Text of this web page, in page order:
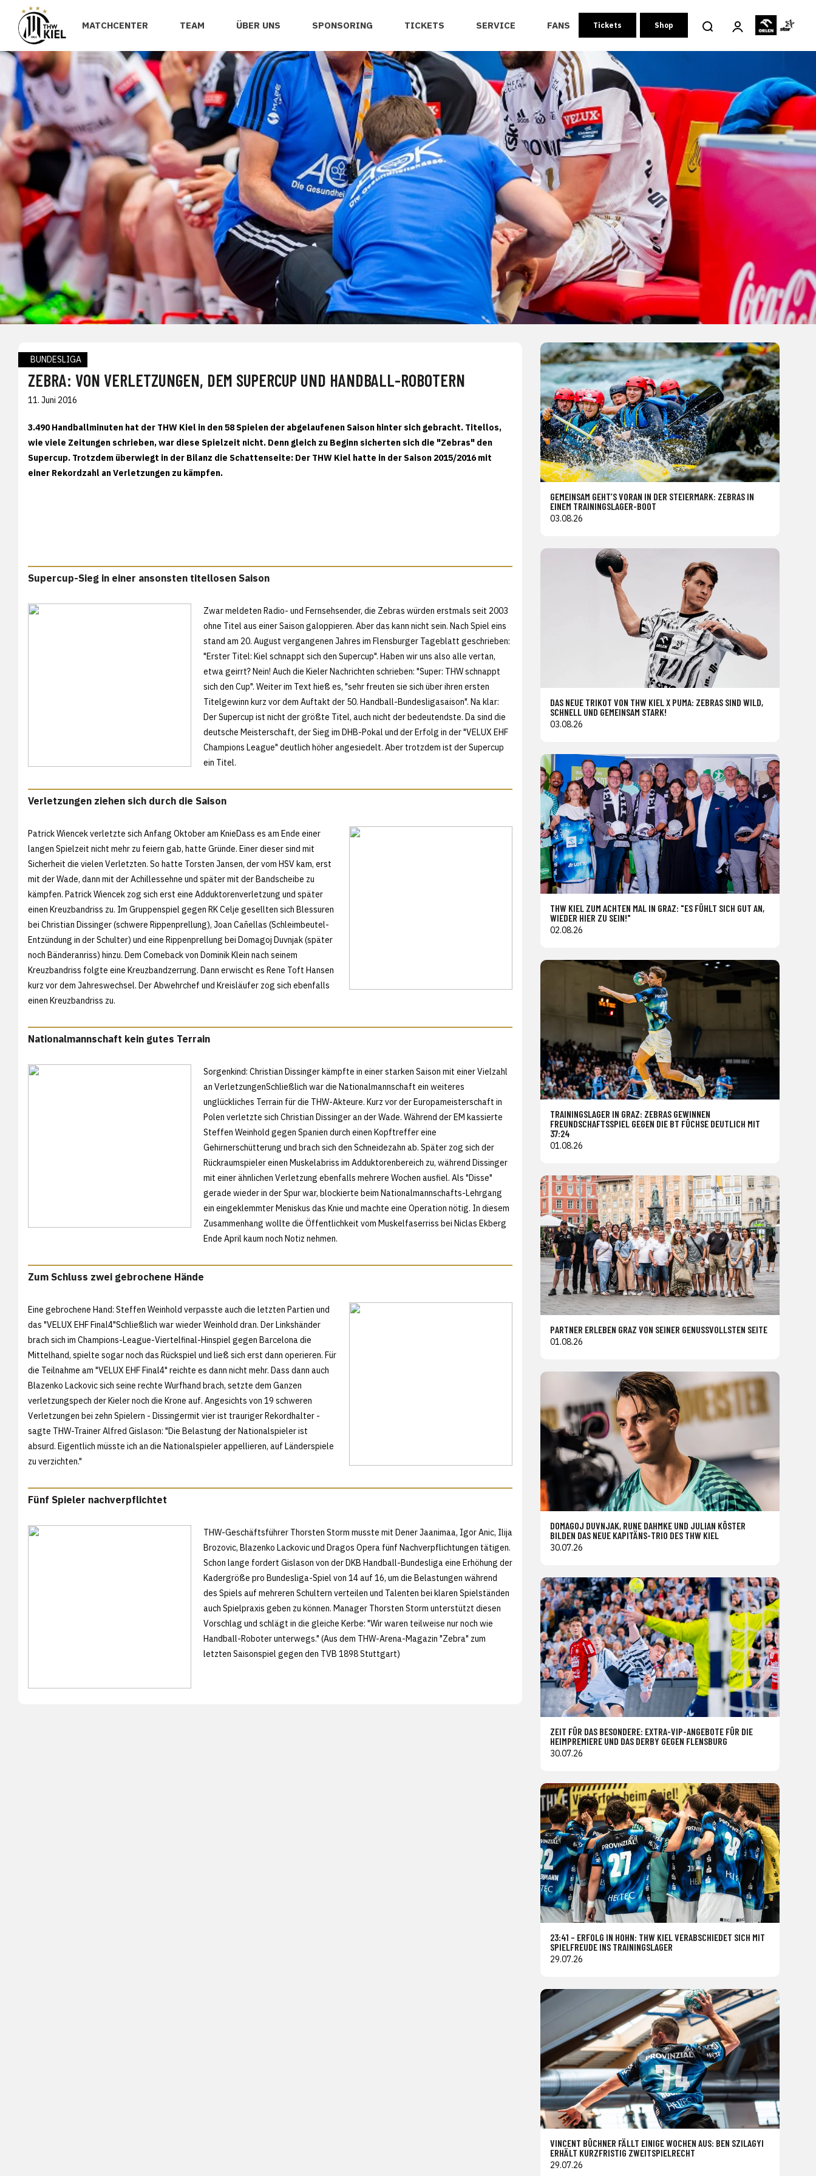
MATCHCENTER TEAM ÜBER UNS SPONSORING TICKETS SERVICE FANS Tickets Shop
BUNDESLIGA
ZEBRA: VON VERLETZUNGEN, DEM SUPERCUP UND HANDBALL-ROBOTERN
11. Juni 2016
3.490 Handballminuten hat der THW Kiel in den 58 Spielen der abgelaufenen Saison hinter sich gebracht. Titellos,
wie viele Zeitungen schrieben, war diese Spielzeit nicht. Denn gleich zu Beginn sicherten sich die "Zebras" den
Supercup. Trotzdem überwiegt in der Bilanz die Schattenseite: Der THW Kiel hatte in der Saison 2015/2016 mit
einer Rekordzahl an Verletzungen zu kämpfen.
Supercup-Sieg in einer ansonsten titellosen Saison
Zwar meldeten Radio- und Fernsehsender, die Zebras würden erstmals seit 2003
ohne Titel aus einer Saison galoppieren. Aber das kann nicht sein. Nach Spiel eins
stand am 20. August vergangenen Jahres im Flensburger Tageblatt geschrieben:
"Erster Titel: Kiel schnappt sich den Supercup". Haben wir uns also alle vertan,
etwa geirrt? Nein! Auch die Kieler Nachrichten schrieben: "Super: THW schnappt
sich den Cup". Weiter im Text hieß es, "sehr freuten sie sich über ihren ersten
Titelgewinn kurz vor dem Auftakt der 50. Handball-Bundesligasaison". Na klar:
Der Supercup ist nicht der größte Titel, auch nicht der bedeutendste. Da sind die
deutsche Meisterschaft, der Sieg im DHB-Pokal und der Erfolg in der "VELUX EHF
Champions League" deutlich höher angesiedelt. Aber trotzdem ist der Supercup
ein Titel.
Verletzungen ziehen sich durch die Saison
Patrick Wiencek verletzte sich Anfang Oktober am KnieDass es am Ende einer
langen Spielzeit nicht mehr zu feiern gab, hatte Gründe. Einer dieser sind mit
Sicherheit die vielen Verletzten. So hatte Torsten Jansen, der vom HSV kam, erst
mit der Wade, dann mit der Achillessehne und später mit der Bandscheibe zu
kämpfen. Patrick Wiencek zog sich erst eine Adduktorenverletzung und später
einen Kreuzbandriss zu. Im Gruppenspiel gegen RK Celje gesellten sich Blessuren
bei Christian Dissinger (schwere Rippenprellung), Joan Cañellas (Schleimbeutel-
Entzündung in der Schulter) und eine Rippenprellung bei Domagoj Duvnjak (später
noch Bänderanriss) hinzu. Dem Comeback von Dominik Klein nach seinem
Kreuzbandriss folgte eine Kreuzbandzerrung. Dann erwischt es Rene Toft Hansen
kurz vor dem Jahreswechsel. Der Abwehrchef und Kreisläufer zog sich ebenfalls
einen Kreuzbandriss zu.
Nationalmannschaft kein gutes Terrain
Sorgenkind: Christian Dissinger kämpfte in einer starken Saison mit einer Vielzahl
an VerletzungenSchließlich war die Nationalmannschaft ein weiteres
unglückliches Terrain für die THW-Akteure. Kurz vor der Europameisterschaft in
Polen verletzte sich Christian Dissinger an der Wade. Während der EM kassierte
Steffen Weinhold gegen Spanien durch einen Kopftreffer eine
Gehirnerschütterung und brach sich den Schneidezahn ab. Später zog sich der
Rückraumspieler einen Muskelabriss im Adduktorenbereich zu, während Dissinger
mit einer ähnlichen Verletzung ebenfalls mehrere Wochen ausfiel. Als "Disse"
gerade wieder in der Spur war, blockierte beim Nationalmannschafts-Lehrgang
ein eingeklemmter Meniskus das Knie und machte eine Operation nötig. In diesem
Zusammenhang wollte die Öffentlichkeit vom Muskelfaserriss bei Niclas Ekberg
Ende April kaum noch Notiz nehmen.
Zum Schluss zwei gebrochene Hände
Eine gebrochene Hand: Steffen Weinhold verpasste auch die letzten Partien und
das "VELUX EHF Final4"Schließlich war wieder Weinhold dran. Der Linkshänder
brach sich im Champions-League-Viertelfinal-Hinspiel gegen Barcelona die
Mittelhand, spielte sogar noch das Rückspiel und ließ sich erst dann operieren. Für
die Teilnahme am "VELUX EHF Final4" reichte es dann nicht mehr. Dass dann auch
Blazenko Lackovic sich seine rechte Wurfhand brach, setzte dem Ganzen
verletzungspech der Kieler noch die Krone auf. Angesichts von 19 schweren
Verletzungen bei zehn Spielern - Dissingermit vier ist trauriger Rekordhalter -
sagte THW-Trainer Alfred Gislason: "Die Belastung der Nationalspieler ist
absurd. Eigentlich müsste ich an die Nationalspieler appellieren, auf Länderspiele
zu verzichten."
Fünf Spieler nachverpflichtet
THW-Geschäftsführer Thorsten Storm musste mit Dener Jaanimaa, Igor Anic, Ilija
Brozovic, Blazenko Lackovic und Dragos Opera fünf Nachverpflichtungen tätigen.
Schon lange fordert Gislason von der DKB Handball-Bundesliga eine Erhöhung der
Kadergröße pro Bundesliga-Spiel von 14 auf 16, um die Belastungen während
des Spiels auf mehreren Schultern verteilen und Talenten bei klaren Spielständen
auch Spielpraxis geben zu können. Manager Thorsten Storm unterstützt diesen
Vorschlag und schlägt in die gleiche Kerbe: "Wir waren teilweise nur noch wie
Handball-Roboter unterwegs." (Aus dem THW-Arena-Magazin "Zebra" zum
letzten Saisonspiel gegen den TVB 1898 Stuttgart)
GEMEINSAM GEHT’S VORAN IN DER STEIERMARK: ZEBRAS IN
EINEM TRAININGSLAGER-BOOT
03.08.26
DAS NEUE TRIKOT VON THW KIEL X PUMA: ZEBRAS SIND WILD,
SCHNELL UND GEMEINSAM STARK!
03.08.26
THW KIEL ZUM ACHTEN MAL IN GRAZ: "ES FÜHLT SICH GUT AN,
WIEDER HIER ZU SEIN!"
02.08.26
TRAININGSLAGER IN GRAZ: ZEBRAS GEWINNEN
FREUNDSCHAFTSSPIEL GEGEN DIE BT FÜCHSE DEUTLICH MIT
37:24
01.08.26
PARTNER ERLEBEN GRAZ VON SEINER GENUSSVOLLSTEN SEITE
01.08.26
DOMAGOJ DUVNJAK, RUNE DAHMKE UND JULIAN KÖSTER
BILDEN DAS NEUE KAPITÄNS-TRIO DES THW KIEL
30.07.26
ZEIT FÜR DAS BESONDERE: EXTRA-VIP-ANGEBOTE FÜR DIE
HEIMPREMIERE UND DAS DERBY GEGEN FLENSBURG
30.07.26
23:41 – ERFOLG IN HOHN: THW KIEL VERABSCHIEDET SICH MIT
SPIELFREUDE INS TRAININGSLAGER
29.07.26
VINCENT BÜCHNER FÄLLT EINIGE WOCHEN AUS: BEN SZILAGYI
ERHÄLT KURZFRISTIG ZWEITSPIELRECHT
29.07.26